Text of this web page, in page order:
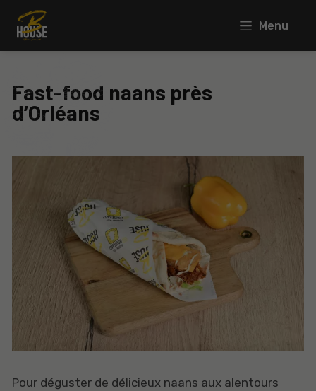
Menu
Fast-food naans près
d’Orléans
Pour déguster de délicieux naans aux alentours